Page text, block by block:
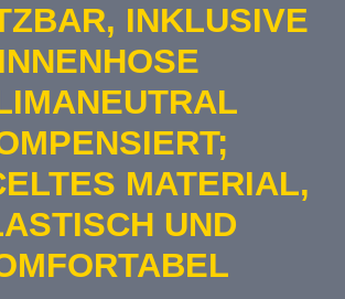
INKLUSIVE
INNENHOSE
MATERIAL,
UND